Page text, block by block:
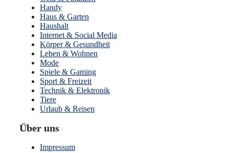
Handy
Haus & Garten
Haushalt
Internet & Social Media
Körper & Gesundheit
Leben & Wohnen
Mode
Spiele & Gaming
Sport & Freizeit
Technik & Elektronik
Tiere
Urlaub & Reisen
Über uns
Impressum